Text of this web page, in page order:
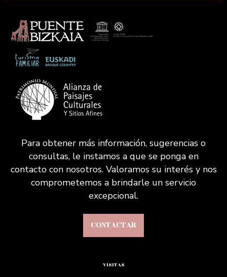
Para obtener más información, sugerencias o
consultas, le instamos a que se ponga en
contacto con nosotros. Valoramos su interés y nos
comprometemos a brindarle un servicio
excepcional.
CONTACTAR
VISITAS